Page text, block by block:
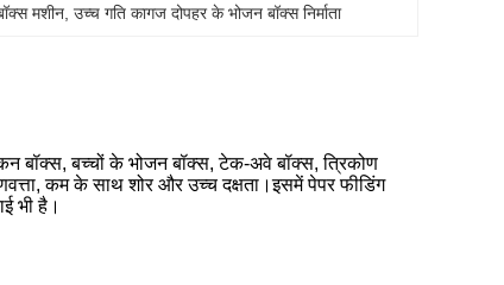
मशीन , उच्च गति कागज दोपहर के भोजन बॉक्स निर्माता
बॉक्स, बच्चों के भोजन बॉक्स, टेक-अवे बॉक्स, त्रिकोण
कम के साथ शोर और उच्च दक्षता।इसमें पेपर फीडिंग
भी है।